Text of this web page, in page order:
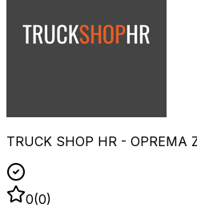
TRUCK SHOP HR - OPREMA
0(0)